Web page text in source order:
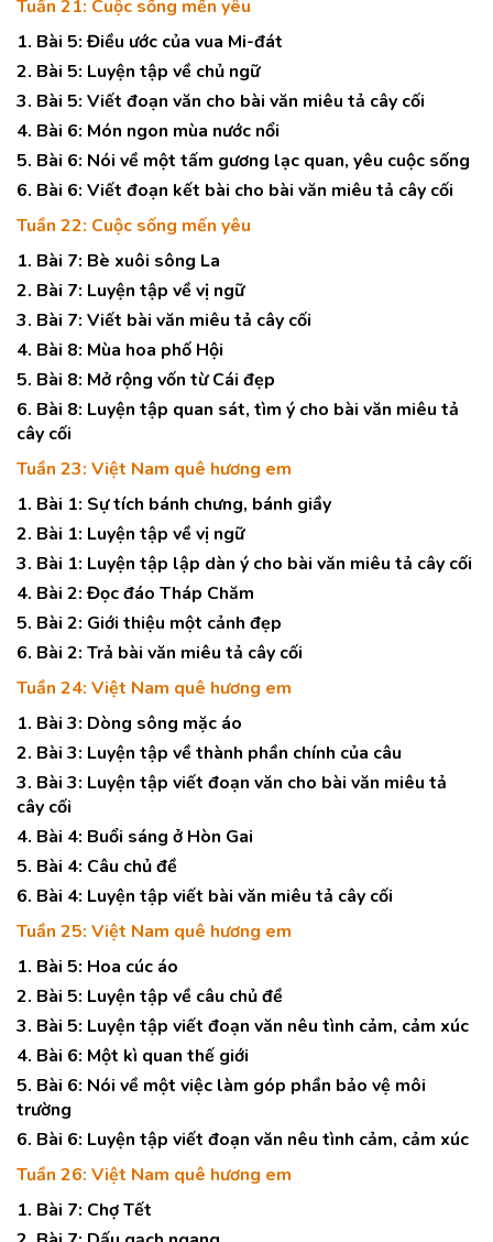
Tuần 21: Cuộc sống mến yêu
1. Bài 5: Điều ước của vua Mi-đát
2. Bài 5: Luyện tập về chủ ngữ
3. Bài 5: Viết đoạn văn cho bài văn miêu tả cây cối
4. Bài 6: Món ngon mùa nước nổi
5. Bài 6: Nói về một tấm gương lạc quan, yêu cuộc sống
6. Bài 6: Viết đoạn kết bài cho bài văn miêu tả cây cối
Tuần 22: Cuộc sống mến yêu
1. Bài 7: Bè xuôi sông La
2. Bài 7: Luyện tập về vị ngữ
3. Bài 7: Viết bài văn miêu tả cây cối
4. Bài 8: Mùa hoa phố Hội
5. Bài 8: Mở rộng vốn từ Cái đẹp
6. Bài 8: Luyện tập quan sát, tìm ý cho bài văn miêu tả
cây cối
Tuần 23: Việt Nam quê hương em
1. Bài 1: Sự tích bánh chưng, bánh giầy
2. Bài 1: Luyện tập về vị ngữ
3. Bài 1: Luyện tập lập dàn ý cho bài văn miêu tả cây cối
4. Bài 2: Đọc đáo Tháp Chăm
5. Bài 2: Giới thiệu một cảnh đẹp
6. Bài 2: Trả bài văn miêu tả cây cối
Tuần 24: Việt Nam quê hương em
1. Bài 3: Dòng sông mặc áo
2. Bài 3: Luyện tập về thành phần chính của câu
3. Bài 3: Luyện tập viết đoạn văn cho bài văn miêu tả
cây cối
4. Bài 4: Buổi sáng ở Hòn Gai
5. Bài 4: Câu chủ đề
6. Bài 4: Luyện tập viết bài văn miêu tả cây cối
Tuần 25: Việt Nam quê hương em
1. Bài 5: Hoa cúc áo
2. Bài 5: Luyện tập về câu chủ đề
3. Bài 5: Luyện tập viết đoạn văn nêu tình cảm, cảm xúc
4. Bài 6: Một kì quan thế giới
5. Bài 6: Nói về một việc làm góp phần bảo vệ môi
trường
6. Bài 6: Luyện tập viết đoạn văn nêu tình cảm, cảm xúc
Tuần 26: Việt Nam quê hương em
1. Bài 7: Chợ Tết